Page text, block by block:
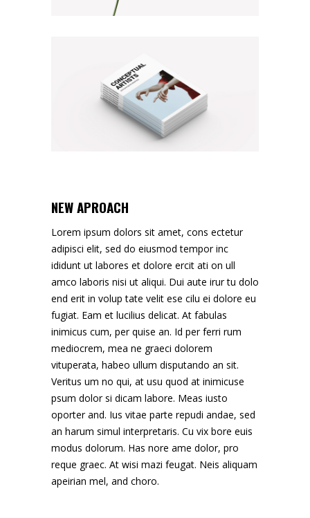
NEW APROACH
Lorem ipsum dolors sit amet, cons ectetur
adipisci elit, sed do eiusmod tempor inc
ididunt ut labores et dolore ercit ati on ull
amco laboris nisi ut aliqui. Dui aute irur tu dolo
end erit in volup tate velit ese cilu ei dolore eu
fugiat. Eam et lucilius delicat. At fabulas
inimicus cum, per quise an. Id per ferri rum
mediocrem, mea ne graeci dolorem
vituperata, habeo ullum disputando an sit.
Veritus um no qui, at usu quod at inimicuse
psum dolor si dicam labore. Meas iusto
oporter and. Ius vitae parte repudi andae, sed
an harum simul interpretaris. Cu vix bore euis
modus dolorum. Has nore ame dolor, pro
reque graec. At wisi mazi feugat. Neis aliquam
apeirian mel, and choro.